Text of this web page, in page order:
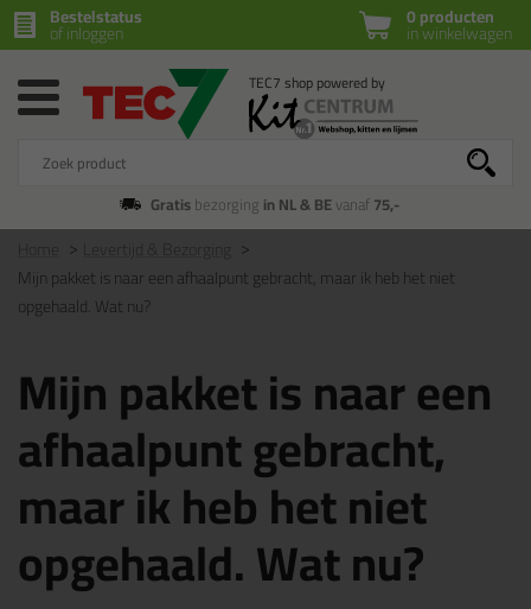
0 producten
in winkelwagen
Bestelstatus
of inloggen
Gratisbezorging in NL & BEvanaf75,-
Mijn pakket is naar een afhaalpunt gebracht, maar ik heb het niet
opgehaald. Wat nu?
Mijn pakket is naar een
afhaalpunt gebracht,
maar ik heb het niet
opgehaald. Wat nu?